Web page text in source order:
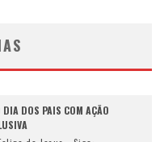
DIA DOS PAIS COM AÇÃO